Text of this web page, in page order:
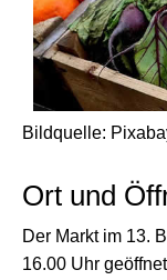
Bildquelle:
Ort und
Der Markt im 13.
16.00 Uhr